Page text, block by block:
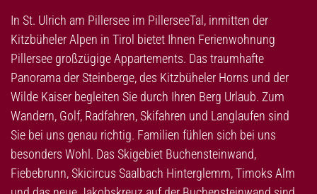
In St. Ulrich am Pillersee im PillerseeTal, inmitten der
Kitzbüheler Alpen in Tirol bietet Ihnen Ferienwohnung
Pillersee großzügige Appartements. Das traumhafte
Panorama der Steinberge, des Kitzbüheler Horns und der
Wilde Kaiser begleiten Sie durch Ihren Berg Urlaub. Zum
Wandern, Golf, Radfahren, Skifahren und Langlaufen sind
Sie bei uns genau richtig. Familien fühlen sich bei uns
besonders Wohl. Das Skigebiet Buchensteinwand,
Fiebebrunn, Skicircus Saalbach Hinterglemm, Timoks Alm